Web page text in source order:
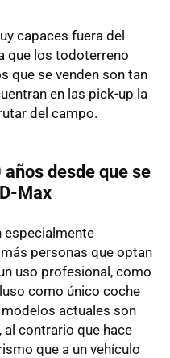
capaces fuera del
que los todoterreno
que se venden son tan
en las pick-up la
del campo.
desde que se
Max
especialmente
personas que optan
uso profesional, como
como único coche
actuales son
al contrario que hace
que a un vehículo